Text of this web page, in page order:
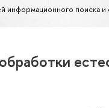
информационного поиска и